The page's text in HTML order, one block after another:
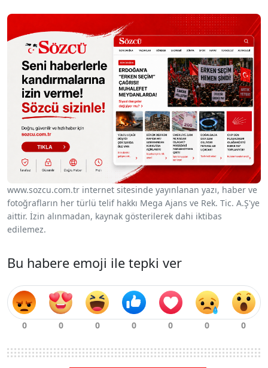
www.sozcu.com.tr internet sitesinde yayınlanan yazı, haber ve
fotoğrafların her türlü telif hakkı Mega Ajans ve Rek. Tic. A.Ş'ye
aittir. İzin alınmadan, kaynak gösterilerek dahi iktibas
edilemez.
Bu habere emoji ile tepki ver